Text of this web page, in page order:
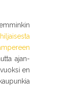
ajan-
en